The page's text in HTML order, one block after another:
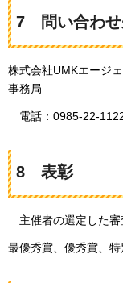
7 問い合わ
株式会社UMKエージ
事務局
電話：0985-22-
8 表彰
主催者の選定した
最優秀賞、優秀賞、